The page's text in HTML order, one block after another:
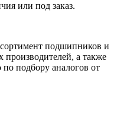
или под заказ.
подшипников и
а также
подбору аналогов от